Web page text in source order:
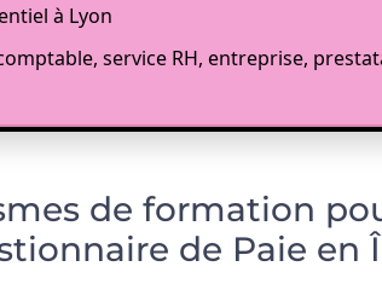
à Lyon
service RH, entreprise,
de formation
de Paie en